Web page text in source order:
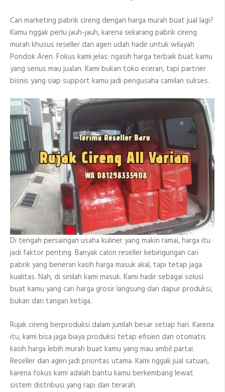
Cari marketing pabrik cireng dengan harga murah buat jual lagi?
Kamu nggak perlu jauh-jauh, karena sekarang pabrik cireng
murah khusus reseller dan agen udah hadir untuk wilayah
Pondok Aren. Fokus kami jelas: ngasih harga terbaik buat kamu
yang serius mau jualan. Kami bukan toko eceran, tapi partner
bisnis yang siap support kamu jadi pengusaha camilan sukses.
Di tengah persaingan usaha kuliner yang makin ramai, harga itu
jadi faktor penting. Banyak calon reseller kebingungan cari
pabrik yang beneran kasih harga masuk akal, tapi tetap jaga
kualitas. Nah, di sinilah kami masuk. Kami hadir sebagai solusi
buat kamu yang cari harga grosir langsung dari dapur produksi,
bukan dari tangan ketiga.
Rujak cireng berproduksi dalam jumlah besar setiap hari. Karena
itu, kami bisa jaga biaya produksi tetap efisien dan otomatis
kasih harga lebih murah buat kamu yang mau ambil partai.
Reseller dan agen jadi prioritas utama. Kami nggak jual satuan,
karena fokus kami adalah bantu kamu berkembang lewat
sistem distribusi yang rapi dan terarah.